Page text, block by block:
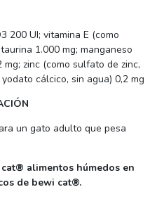
200 UI; vitamina E (como
1.000 mg; manganeso
zinc (como sulfato de zinc,
cálcico, sin agua) 0,2 mg
un gato adulto que pesa
alimentos húmedos en
de bewi cat®.